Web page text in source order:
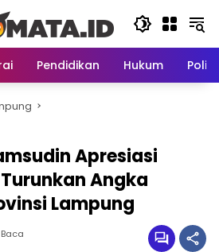
Pendidikan Hukum
Apresiasi
Angka
Lampung